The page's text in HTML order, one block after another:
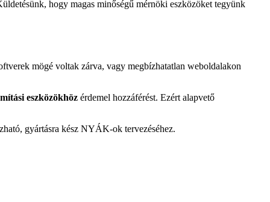
hogy magas minőségű mérnöki eszközöket tegyünk
mögé voltak zárva, vagy megbízhatatlan weboldalakon
eszközökhöz érdemel hozzáférést. Ezért alapvető
gyártásra kész NYÁK-ok tervezéséhez.